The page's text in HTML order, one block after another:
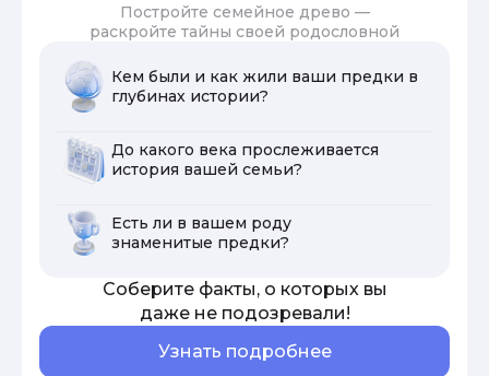
Постройте семейное древо —
раскройте тайны своей родословной
Кем были и как жили ваши предки в
глубинах истории?
До какого века прослеживается
история вашей семьи?
Есть ли в вашем роду
знаменитые предки?
Соберите факты, о которых вы
даже не подозревали!
Узнать подробнее